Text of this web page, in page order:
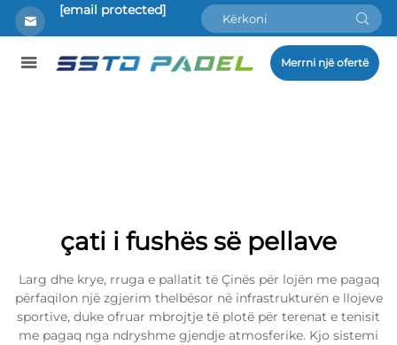
[email protected]
Merrni një ofertë
çati i fushës së pellave
Larg dhe krye, rruga e pallatit të Çinës për lojën me pagaq
përfaqilon një zgjerim thelbësor në infrastrukturën e llojeve
sportive, duke ofruar mbrojtje të plotë për terenat e tenisit
me pagaq nga ndryshme gjendje atmosferike. Kjo sistemi